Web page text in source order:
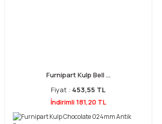
Furnipart Kulp Bell ...
Fiyat : 453,55 TL
İndirimli 181,20 TL